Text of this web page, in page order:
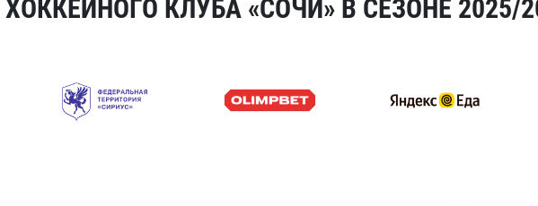
КЛУБА «СОЧИ» В СЕЗОНЕ 2025/